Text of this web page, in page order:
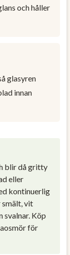
och håller
glasyren
innan
blir då gritty
eller
kontinuerlig
smält, vit
svalnar. Köp
för